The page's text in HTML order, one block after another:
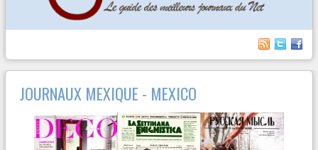
JOURNAUX MEXIQUE - MEXICO